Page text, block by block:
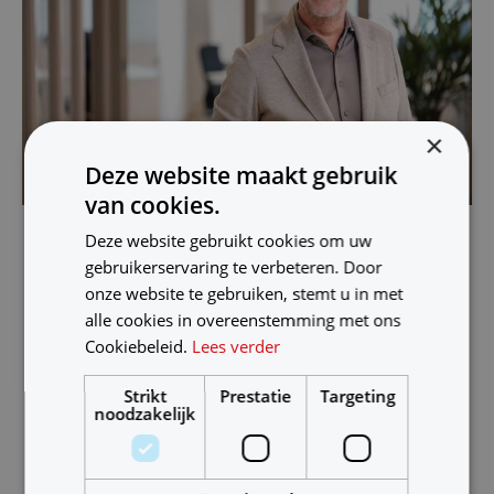
ir. Flip Houtman
Solliciteer direct!
Heb je een vraag?
Laat het me weten via telefoon of mail en ik kom er zo
snel mogelijk op terug.
Acquisitie op basis van deze vacatures wordt niet op
×
Deze website maakt gebruik
van cookies.
Deze website gebruikt cookies om uw
gebruikerservaring te verbeteren. Door
onze website te gebruiken, stemt u in met
alle cookies in overeenstemming met ons
Cookiebeleid. Lees verder
Strikt
noodzakelijk
Prestatie Targeting